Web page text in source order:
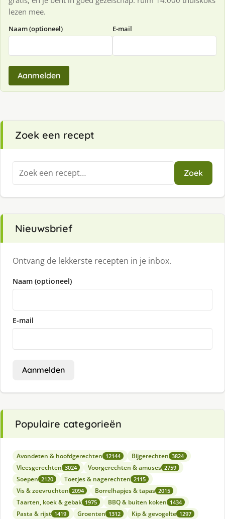
lezen mee.
Naam (optioneel) E-mail
Aanmelden
Zoek een recept
Zoeken
naar:
Zoek
Nieuwsbrief
Ontvang de lekkerste recepten in je inbox.
Naam (optioneel)
E-mail
Aanmelden
Populaire categorieën
Avondeten & hoofdgerechten 12144 Bijgerechten 3824
Vleesgerechten 3024 Voorgerechten & amuses 2759
Soepen 2120 Toetjes & nagerechten 2115
Vis & zeevruchten 2094 Borrelhapjes & tapas 2015
Taarten, koek & gebak 1975 BBQ & buiten koken 1434
Pasta & rijst 1419 Groenten 1312 Kip & gevogelte 1297